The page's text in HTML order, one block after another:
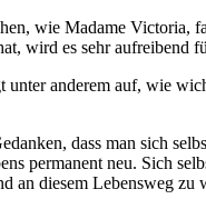
wie Madame Victoria,
wird es sehr aufreibend
anderem auf, wie
dass man sich
permanent neu. Sich
an diesem Lebensweg zu